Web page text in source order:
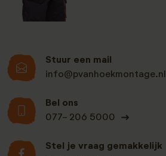
Stuur een mail
info@pvanhoekmontage.nl
Bel ons
077- 206 5000
Stel je vraag gemakkelijk